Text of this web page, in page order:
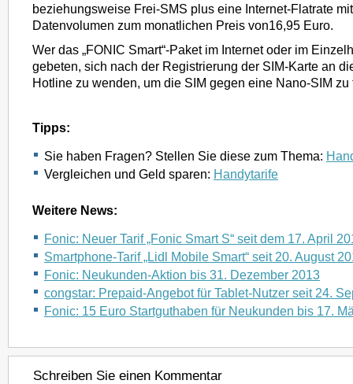
beziehungsweise Frei-SMS plus eine Internet-Flatrate
Datenvolumen zum monatlichen Preis von16,95 Euro.
Wer das „FONIC Smart“-Paket im Internet oder im
gebeten, sich nach der Registrierung der SIM-Karte an
Hotline zu wenden, um die SIM gegen eine Nano-SIM zu
Tipps:
Sie haben Fragen? Stellen Sie diese zum Thema:
Vergleichen und Geld sparen: Handytarife
Weitere News:
Fonic: Neuer Tarif „Fonic Smart S“ seit dem 17. April
Smartphone-Tarif „Lidl Mobile Smart“ seit 20. August
Fonic: Neukunden-Aktion bis 31. Dezember 2013
congstar: Prepaid-Angebot für Tablet-Nutzer seit 24.
Fonic: 15 Euro Startguthaben für Neukunden bis 17.
Schreiben Sie einen Kommentar